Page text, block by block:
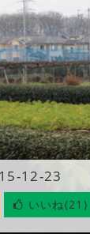
12-23
いいね(21)